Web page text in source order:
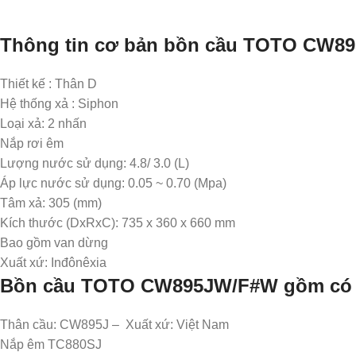
Thông tin cơ bản bồn cầu TOTO
Thiết kế : Thân D
Hệ thống xả : Siphon
Loại xả: 2 nhấn
Nắp rơi êm
Lượng nước sử dụng: 4.8/ 3.0 (L)
Áp lực nước sử dụng: 0.05 ~ 0.70 (Mpa)
Tâm xả: 305 (mm)
Kích thước (DxRxC): 735 x 360 x 660 mm
Bao gồm van dừng
Xuất xứ: Inđônêxia
Bồn cầu TOTO CW895JW/F#W​ gồm có
Thân cầu: CW895J – Xuất xứ: Việt Nam
Nắp êm TC880SJ